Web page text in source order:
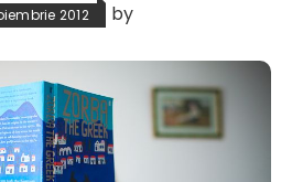
2012 by